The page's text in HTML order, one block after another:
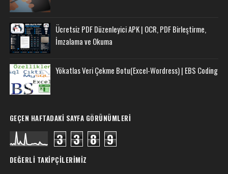
Ücretsiz PDF Düzenleyici APK | OCR, PDF Birleştirme,
İmzalama ve Okuma
Yökatlas Veri Çekme Botu(Excel-Wordress) | EBS Coding
GEÇEN HAFTADAKI SAYFA GÖRÜNÜMLERI
3 3 8 9
DEĞERLI TAKIPÇILERIMIZ